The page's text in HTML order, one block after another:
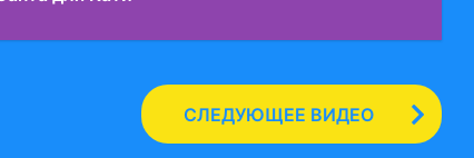
СЛЕДУЮЩЕЕ ВИДЕО